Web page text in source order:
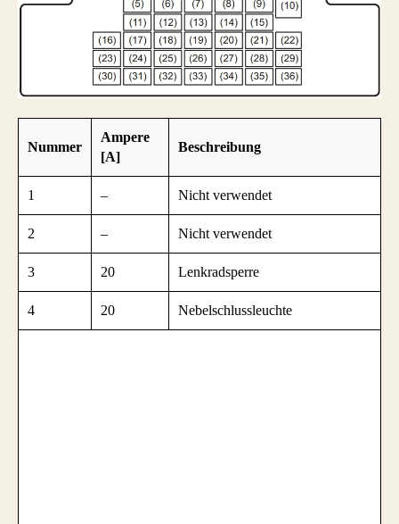
Nummer
Ampere
[A]
Beschreibung
1 – Nicht verwendet
2 – Nicht verwendet
3 20 Lenkradsperre
4 20 Nebelschlussleuchte